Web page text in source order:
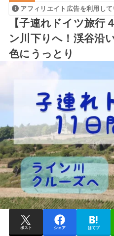
アフィリエイト広告を利用して
【子連れドイツ旅行
ン川下りへ！渓谷沿
色にうっとり
ポスト シェア はてブ